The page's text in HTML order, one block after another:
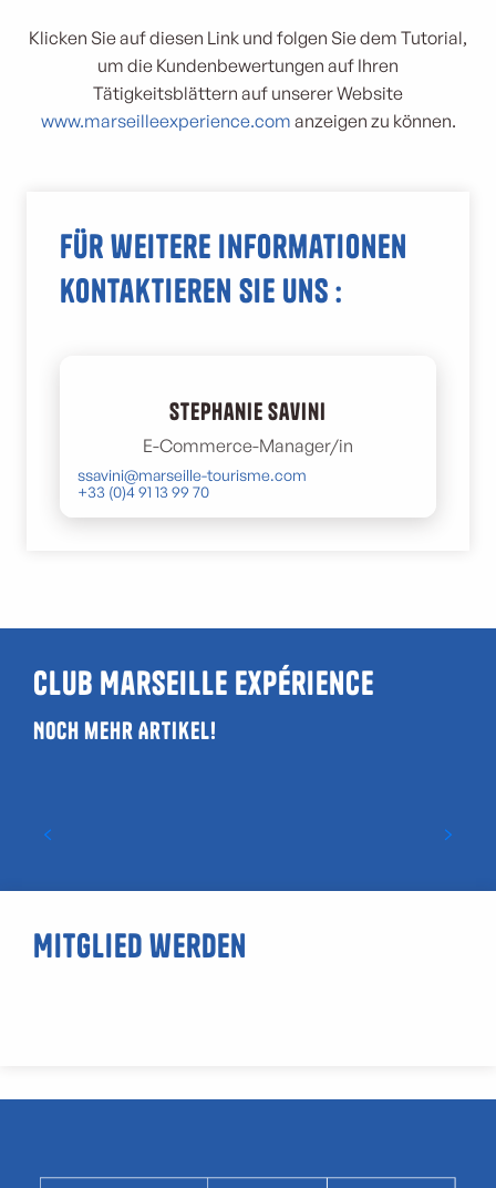
Klicken Sie auf diesen Link und folgen Sie dem Tutorial,
um die Kundenbewertungen auf Ihren
Tätigkeitsblättern auf unserer Website
www.marseilleexperience.com anzeigen zu können.
Für weitere Informationen
kontaktieren Sie uns :
Stephanie Savini
E-Commerce-Manager/in
ssavini@marseille-tourisme.com
+33 (0)4 91 13 99 70
Club Marseille Expérience
Noch mehr Artikel!
Megatrends der Freizeitaktivitäten im
Mitglied werden